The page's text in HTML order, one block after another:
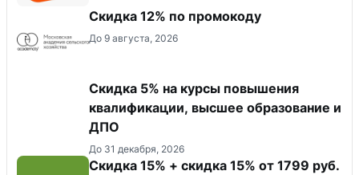
Скидка 12% по промокоду
До 9 августа, 2026
Скидка 5% на курсы повышения
квалификации, высшее образование и
ДПО
До 31 декабря, 2026
Скидка 15% + скидка 15% от 1799 руб.